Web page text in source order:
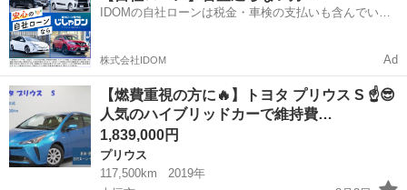
備 ＡＢＳ 切替４
ＷＤ ＬＥＤラン
プ ＴＶナビ ＤＶ
Ｄ再生可 ＰＳ
（車検整備付）
ル ＡＢＳ ＤＶＤ
ュ （車検整備付）
Ｃ
キ
IDOMの自社ローンは税金・車検の支払いも含んでいる
株式会社IDOM Ad
【燃費重視の方に🔥】トヨタ プリウス S ☝️😎
人気のハイブリッドカーで維持費…
1,839,000円
プリウス
117,500km
2019年